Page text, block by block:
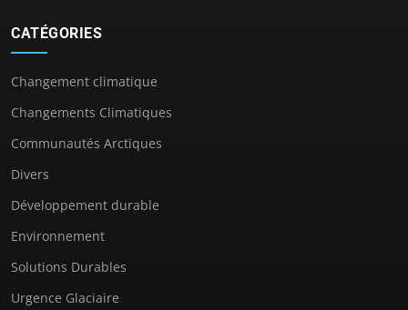
CATÉGORIES
Changement climatique
Changements Climatiques
Communautés Arctiques
Divers
Développement durable
Environnement
Solutions Durables
Urgence Glaciaire